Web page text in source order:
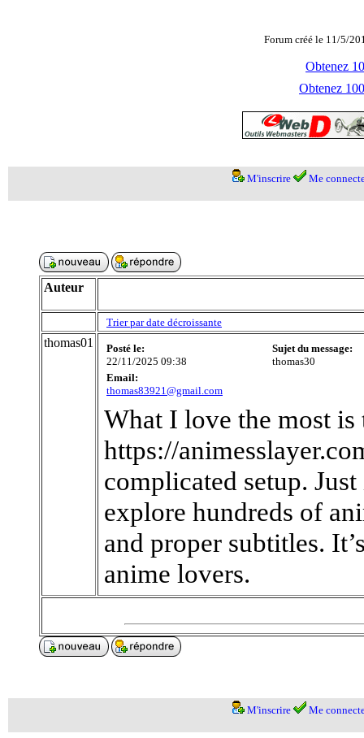
Forum créé le 11/5/
Obtenez
Obtenez
M'inscrire Me
Auteur
Trier par date décroissante
thomas01
Posté le:
22/11/2025 09:38
Sujet du message:
thomas30
Email:
thomas83921@gmail.com
What I love the most
https://
complicated setup.
explore hundreds of
and proper subtitles.
anime lovers.
M'inscrire Me